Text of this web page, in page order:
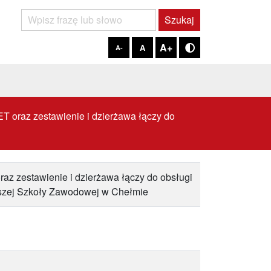
Szukaj Szukaj
A- A A+ Tryb kontrastowy
oraz zestawienie i dzierżawa łączy do
zestawienie i dzierżawa łączy do obsługi
Szkoły Zawodowej w Chełmie